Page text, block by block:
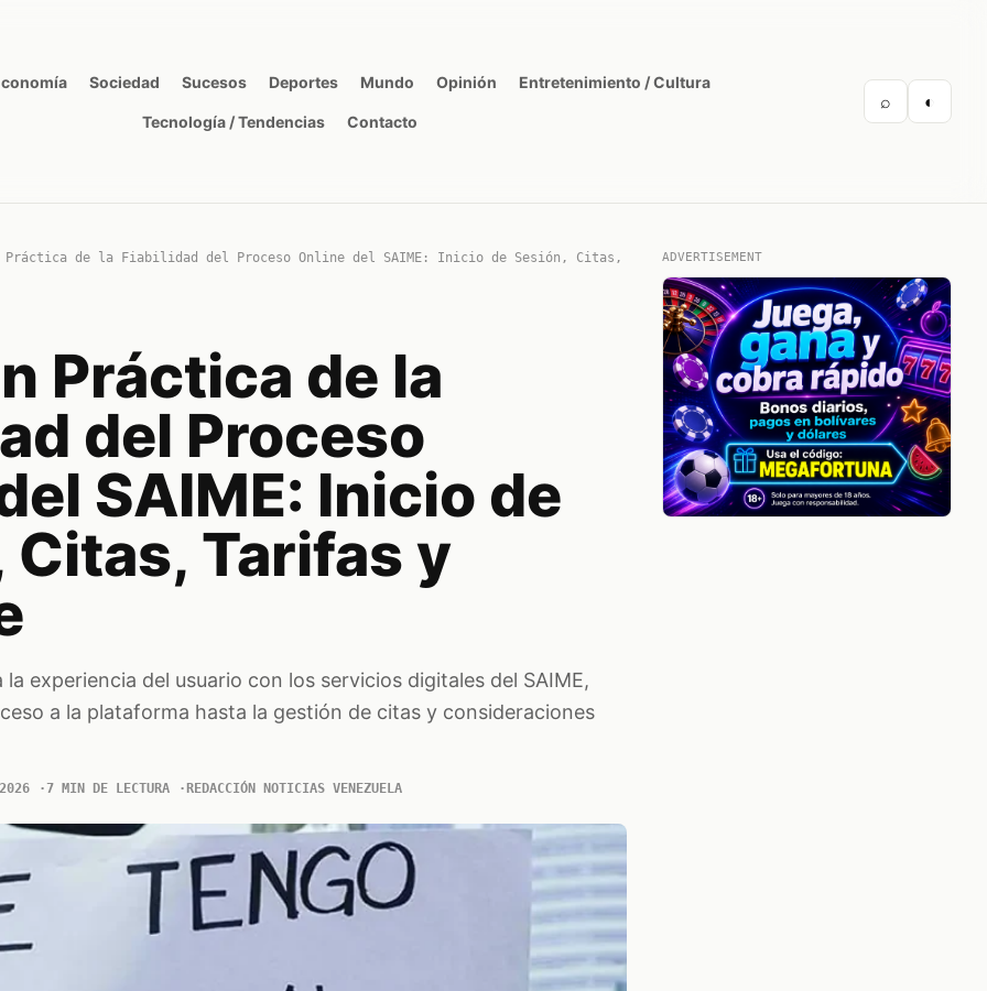
Sociedad Sucesos Deportes Mundo Opinión Entretenimiento / Cultura
Tecnología / Tendencias Contacto
⌕ ◐
Práctica de la Fiabilidad del Proceso Online del SAIME: Inicio de Sesión, Citas,
Práctica de la
del Proceso
SAIME: Inicio de
Citas, Tarifas y
experiencia del usuario con los servicios digitales del SAIME,
a la plataforma hasta la gestión de citas y consideraciones
7 MIN DE LECTURA REDACCIÓN NOTICIAS VENEZUELA
ADVERTISEMENT